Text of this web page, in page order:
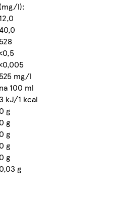
(mg/l):
12,0
528
525 mg/l
na 100 ml
3 kJ/1 kcal
0 g
0 g
0 g
0 g
0 g
0,03 g